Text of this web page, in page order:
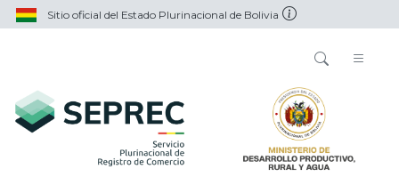
Sitio oficial del Estado Plurinacional de Bolivia